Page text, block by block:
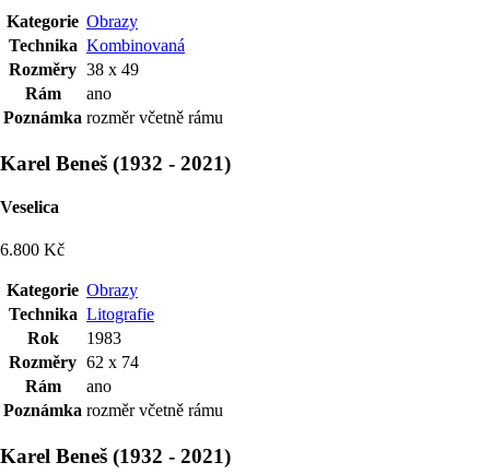
Kategorie Obrazy
Technika Kombinovaná
Rozměry 38 x 49
Rám
ano
Poznámka rozměr včetně rámu
Karel Beneš (1932 - 2021)
Veselica
6.800 Kč
Kategorie Obrazy
Technika Litografie
Rok
1983
Rozměry 62 x 74
Rám
ano
Poznámka rozměr včetně rámu
Karel Beneš (1932 - 2021)